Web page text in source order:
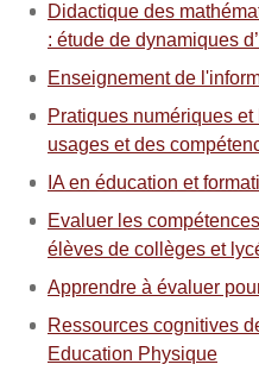
Didactique des
: étude de dynamiques
Enseignement de
Pratiques numériques
usages et des
IA en éducation et
Evaluer les
élèves de collèges et
Apprendre à évaluer
Ressources cognitives
Education Physique